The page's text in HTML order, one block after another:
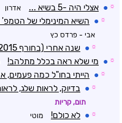
☼
● אצלי היה -5 בשיא ... אדרון
☼
● השיא המינימלי של
אבי - פרדס כץ
☼
● שנה אחרי (בחורף 2014-2015 אם אני לא טועה)
☼
● מי שלא ראה בכלל מתלהב!
☼
● הייתי בחו"ל כמה פעמים,
☼
● בדיוק, לראות שלג,
תום, קריות
☼
● לא כולם! מוטי